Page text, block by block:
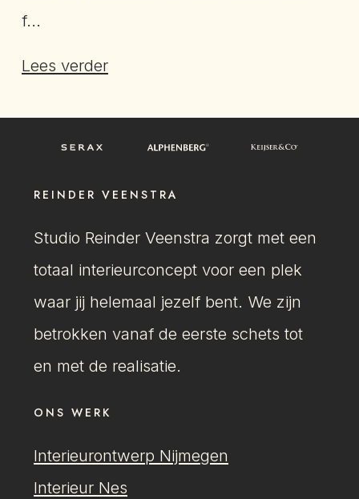
f...
Lees verder
REINDER VEENSTRA
Studio Reinder Veenstra zorgt met een
totaal interieurconcept voor een plek
waar jij helemaal jezelf bent. We zijn
betrokken vanaf de eerste schets tot
en met de realisatie.
ONS WERK
Interieurontwerp Nijmegen
Interieur Nes